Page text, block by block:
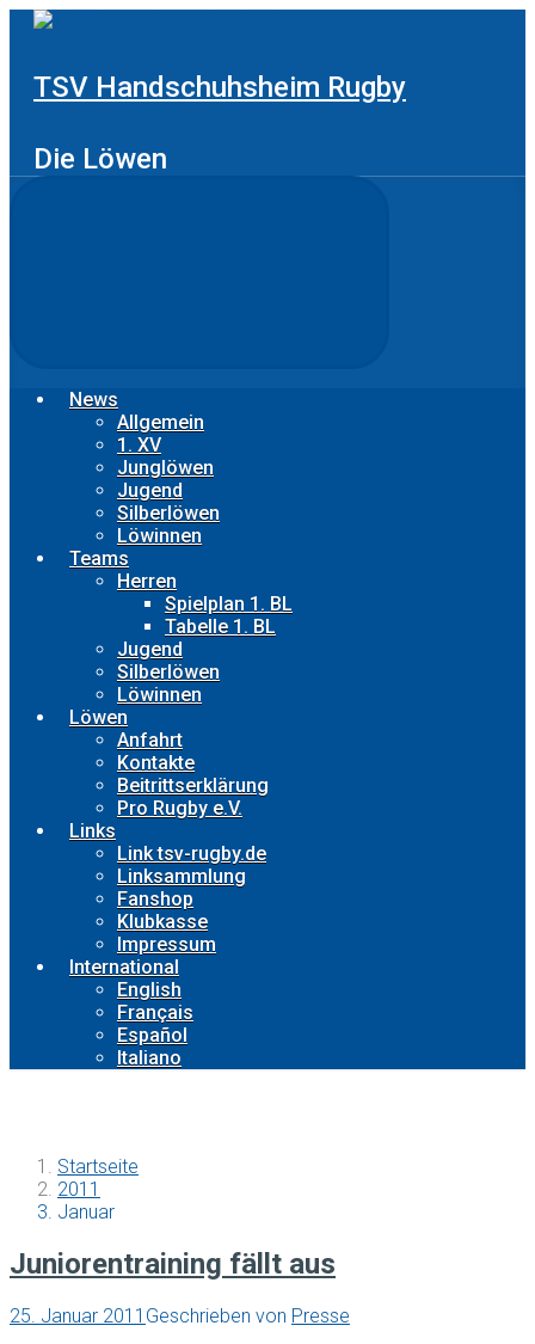
Zum
TSV Handschuhsheim Rugby
Die Löwen
News
Allgemein
1. XV
Junglöwen
Jugend
Silberlöwen
Löwinnen
Teams
Herren
Spielplan 1. BL
Tabelle 1. BL
Jugend
Silberlöwen
Löwinnen
Löwen
Anfahrt
Kontakte
Beitrittserklärung
Pro Rugby e.V.
Links
Link tsv-rugby.de
Linksammlung
Fanshop
Klubkasse
Impressum
International
English
Français
Español
Italiano
Startseite
2011
Januar
Juniorentraining fällt aus
25. Januar 2011 Geschrieben von Presse